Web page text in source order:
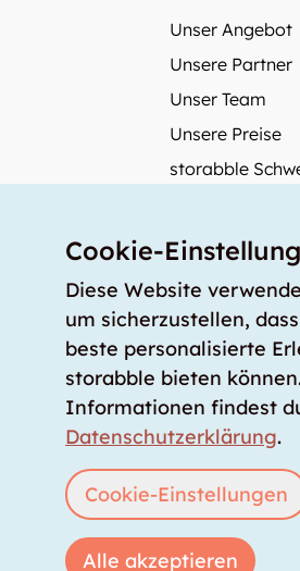
Unser Angebot
Unsere Partner
Unser Team
Unsere Preise
storabble
Mehr über storabble
Medienbeiträge
Wie gross muss ein Lagerraum
Was kostet ein Lagerraum?
Für Lageranbieter
Anmelden Lagerraum
Cookie-
Diese Website
um sicherzustellen,
beste personalisierte
storabble bieten
Informationen findest
Datenschutzerklärung.
Cookie-Einstellungen
Alle akzeptieren